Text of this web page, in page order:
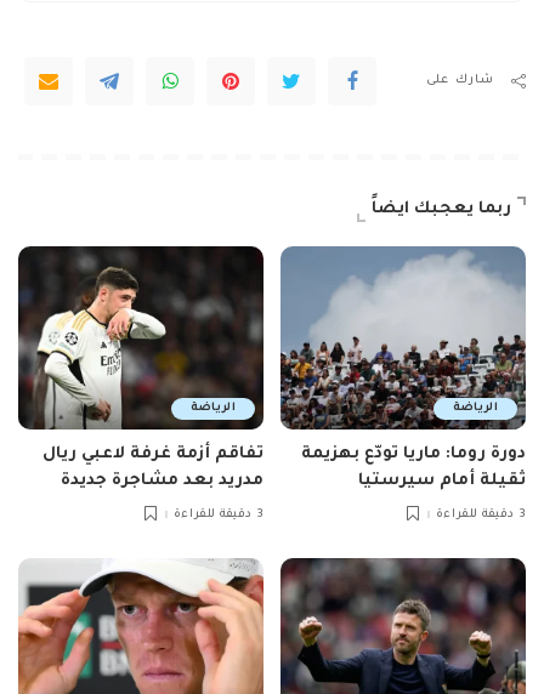
شارك على
ربما يعجبك ايضاً
الرياضة
دورة روما: ماريا تودّع بهزيمة
ثقيلة أمام سيرستيا
3 دقيقة للقراءة
الرياضة
تفاقم أزمة غرفة لاعبي ريال
مدريد بعد مشاجرة جديدة
3 دقيقة للقراءة